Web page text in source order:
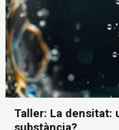
Taller: La densitat: